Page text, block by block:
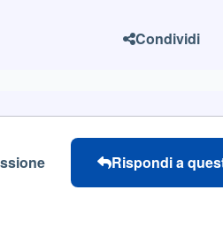
Condividi
Rispondi a